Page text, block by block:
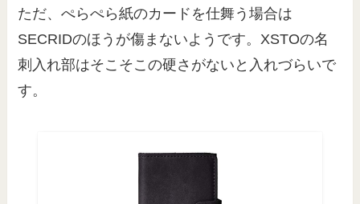
ただ、ぺらぺら紙のカードを仕舞う場合は
SECRIDのほうが傷まないようです。XSTOの名
刺入れ部はそこそこの硬さがないと入れづらいで
す。